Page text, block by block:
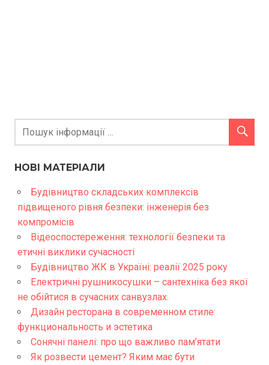
НОВІ МАТЕРІАЛИ
Будівництво складських комплексів
підвищеного рівня безпеки: інженерія без
компромісів
Відеоспостереження: технології безпеки та
етичні виклики сучасності
Будівництво ЖК в Україні: реалії 2025 року
Електричні рушникосушки – сантехніка без якої
не обійтися в сучасних санвузлах.
Дизайн ресторана в современном стиле:
функциональность и эстетика
Сонячні панелі: про що важливо пам’ятати
Як розвести цемент? Яким має бути